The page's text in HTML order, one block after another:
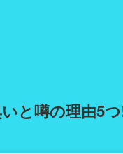
と噂の理由5